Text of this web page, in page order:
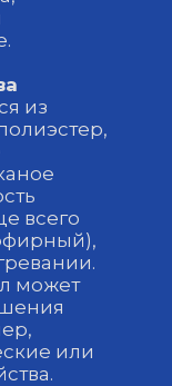
из
всего
может
или